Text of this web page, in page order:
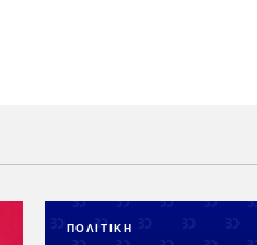
ΠΟΛΙΤΙΚΗ